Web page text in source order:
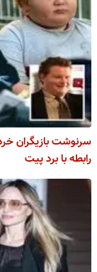
سرنوشت بازیگران
رابطه با برد پیت